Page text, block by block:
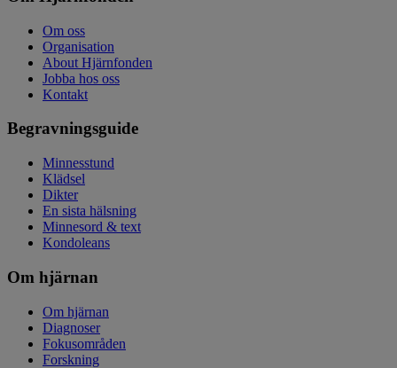
Om oss
Organisation
About Hjärnfonden
Jobba hos oss
Kontakt
Begravningsguide
Minnesstund
Klädsel
Dikter
En sista hälsning
Minnesord & text
Kondoleans
Om hjärnan
Om hjärnan
Diagnoser
Fokusområden
Forskning